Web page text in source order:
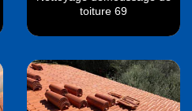
toiture 69